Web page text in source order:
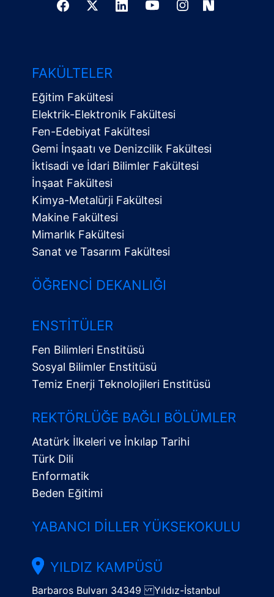
Menü
FAKÜLTELER
Eğitim Fakültesi
Elektrik-Elektronik Fakültesi
Fen-Edebiyat Fakültesi
Gemi İnşaatı ve Denizcilik Fakültesi
İktisadi ve İdari Bilimler Fakültesi
İnşaat Fakültesi
Kimya-Metalürji Fakültesi
Makine Fakültesi
Mimarlık Fakültesi
Sanat ve Tasarım Fakültesi
ÖĞRENCI DEKANLIĞI
ENSTITÜLER
Fen Bilimleri Enstitüsü
Sosyal Bilimler Enstitüsü
Temiz Enerji Teknolojileri Enstitüsü
REKTÖRLÜĞE BAĞLI BÖLÜMLER
Atatürk İlkeleri ve İnkılap Tarihi
Türk Dili
Enformatik
Beden Eğitimi
YABANCI DILLER YÜKSEKOKULU
YILDIZ KAMPÜSÜ
Barbaros Bulvarı 34349 Yıldız-İstanbul